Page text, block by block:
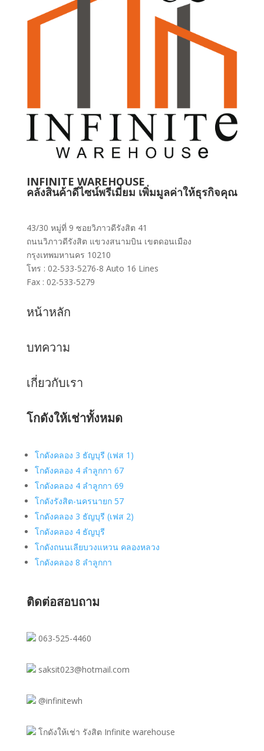
INFINITE WAREHOUSE
คลังสินค้าดีไซน์พรีเมี่ยม เพิ่มมูลค่าให้ธุรกิจคุณ
43/30 หมู่ที่ 9 ซอยวิภาวดีรังสิต 41
ถนนวิภาวดีรังสิต แขวงสนามบิน เขตดอนเมือง
กรุงเทพมหานคร 10210
โทร : 02-533-5276-8 Auto 16 Lines
Fax : 02-533-5279
หน้าหลัก
บทความ
เกี่ยวกับเรา
โกดังให้เช่าทั้งหมด
โกดังคลอง 3 ธัญบุรี (เฟส 1)
โกดังคลอง 4 ลำลูกกา 67
โกดังคลอง 4 ลำลูกกา 69
โกดังรังสิต-นครนายก 57
โกดังคลอง 3 ธัญบุรี (เฟส 2)
โกดังคลอง 4 ธัญบุรี
โกดังถนนเลียบวงแหวน คลองหลวง
โกดังคลอง 8 ลำลูกกา
ติดต่อสอบถาม
063-525-4460
saksit023@hotmail.com
@infinitewh
โกดังให้เช่า รังสิต Infinite warehouse